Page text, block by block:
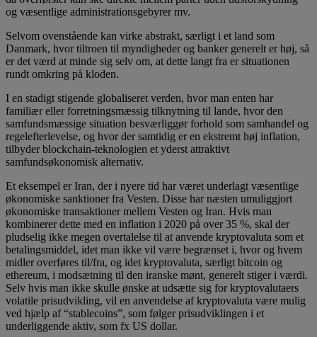
og væsentlige administrationsgebyrer mv.
Selvom ovenstående kan virke abstrakt, særligt i et land som
Danmark, hvor tiltroen til myndigheder og banker generelt er høj, så
er det værd at minde sig selv om, at dette langt fra er situationen
rundt omkring på kloden.
I en stadigt stigende globaliseret verden, hvor man enten har
familiær eller forretningsmæssig tilknytning til lande, hvor den
samfundsmæssige situation besværliggør forhold som samhandel og
regelefterlevelse, og hvor der samtidig er en ekstremt høj inflation,
tilbyder blockchain-teknologien et yderst attraktivt
samfundsøkonomisk alternativ.
Et eksempel er Iran, der i nyere tid har været underlagt væsentlige
økonomiske sanktioner fra Vesten. Disse har næsten umuliggjort
økonomiske transaktioner mellem Vesten og Iran. Hvis man
kombinerer dette med en inflation i 2020 på over 35 %, skal der
pludselig ikke megen overtalelse til at anvende kryptovaluta som et
betalingsmiddel, idet man ikke vil være begrænset i, hvor og hvem
midler overføres til/fra, og idet kryptovaluta, særligt bitcoin og
ethereum, i modsætning til den iranske mønt, generelt stiger i værdi.
Selv hvis man ikke skulle ønske at udsætte sig for kryptovalutaers
volatile prisudvikling, vil en anvendelse af kryptovaluta være mulig
ved hjælp af “stablecoins”, som følger prisudviklingen i et
underliggende aktiv, som fx US dollar.